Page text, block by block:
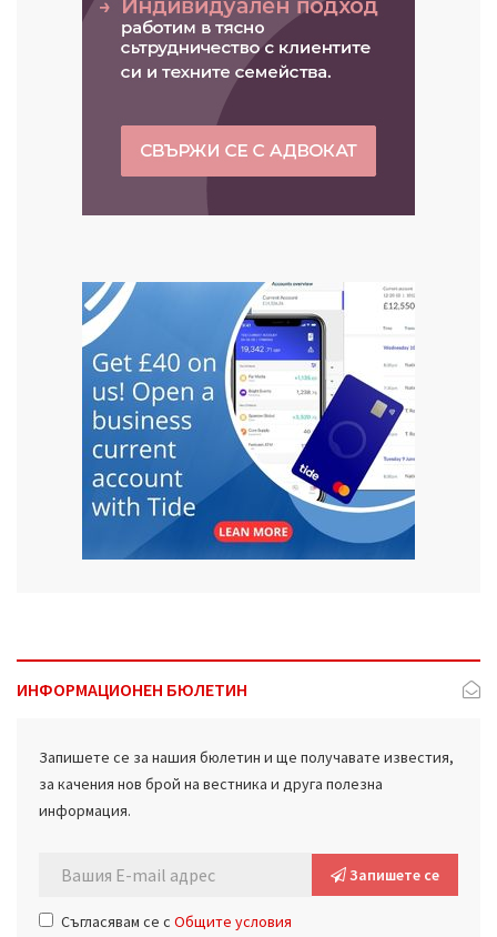
ИНФОРМАЦИОНЕН БЮЛЕТИН
Запишете се за нашия бюлетин и ще получавате известия,
за качения нов брой на вестника и друга полезна
информация.
Запишете се
Съгласявам се с Общите условия